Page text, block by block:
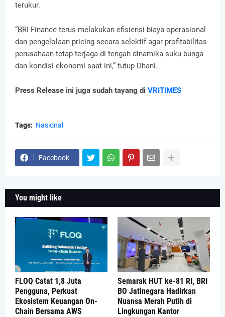
terukur.
“BRI Finance terus melakukan efisiensi biaya operasional
dan pengelolaan pricing secara selektif agar profitabilitas
perusahaan tetap terjaga di tengah dinamika suku bunga
dan kondisi ekonomi saat ini,” tutup Dhani.
Press Release ini juga sudah tayang di VRITIMES
Tags: Nasional
Facebook
You might like
FLOQ Catat 1,8 Juta
Pengguna, Perkuat
Ekosistem Keuangan On-
Chain Bersama AWS
Semarak HUT ke-81 RI, BRI
BO Jatinegara Hadirkan
Nuansa Merah Putih di
Lingkungan Kantor